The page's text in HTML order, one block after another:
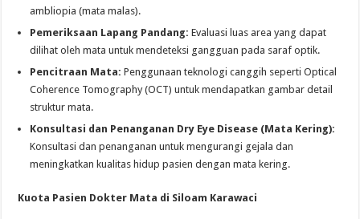
ambliopia (mata malas).
Pemeriksaan Lapang Pandang: Evaluasi luas area yang dapat
dilihat oleh mata untuk mendeteksi gangguan pada saraf optik.
Pencitraan Mata: Penggunaan teknologi canggih seperti Optical
Coherence Tomography (OCT) untuk mendapatkan gambar detail
struktur mata.
Konsultasi dan Penanganan Dry Eye Disease (Mata Kering):
Konsultasi dan penanganan untuk mengurangi gejala dan
meningkatkan kualitas hidup pasien dengan mata kering.
Kuota Pasien Dokter Mata di Siloam Karawaci